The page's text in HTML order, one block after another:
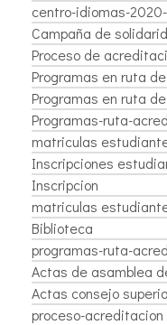
centro-idiomas-
Campaña de
Proceso de
Programas en ruta
Programas en ruta
Programas-ruta-
matriculas
Inscripciones
Inscripcion
matriculas
Biblioteca
programas-ruta-
Actas de asamblea
Actas consejo
proceso-acreditacion